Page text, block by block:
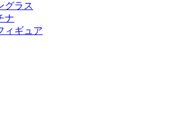
グラス
ナ
ィギュア